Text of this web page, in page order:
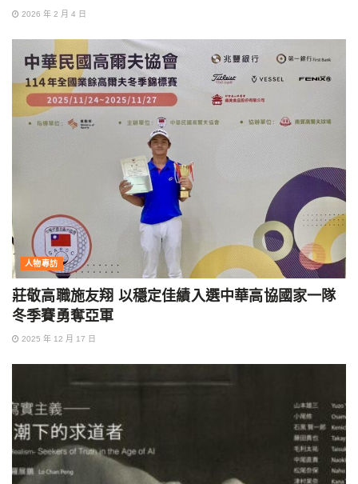
2026 年 2 月 4 日
人物專訪
莊敬高職施友翔 以穩定佳績入選中華高協國家一隊
冬季賽勇奪亞軍
2025 年 12 月 17 日